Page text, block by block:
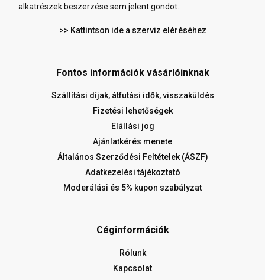
alkatrészek beszerzése sem jelent gondot.
>> Kattintson ide a szerviz eléréséhez
Fontos információk vásárlóinknak
Szállítási díjak, átfutási idők, visszaküldés
Fizetési lehetőségek
Elállási jog
Ajánlatkérés menete
Általános Szerződési Feltételek (ÁSZF)
Adatkezelési tájékoztató
Moderálási és 5% kupon szabályzat
Céginformációk
Rólunk
Kapcsolat